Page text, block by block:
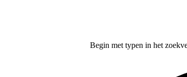
Begin met typen in het